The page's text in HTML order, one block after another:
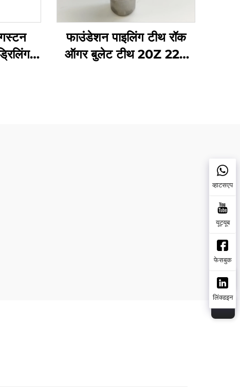
फाउंडेशन पाइलिंग टीथ रॉक
ऑगर बुलेट टीथ 20Z 22Z
व्हाटसएप
यूट्यूब
फेसबुक
लिंक्डइन